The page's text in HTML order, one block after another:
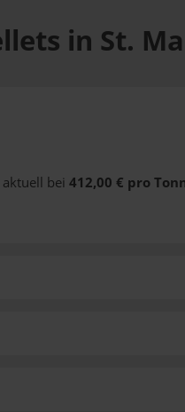
in St.
bei 412,00 € pro